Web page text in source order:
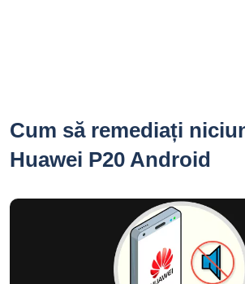
Cum să remediați
Huawei P20 Android